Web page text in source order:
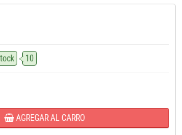
10
AGREGAR AL CARRO